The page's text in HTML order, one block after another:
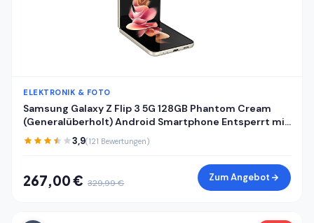
ELEKTRONIK & FOTO
Samsung Galaxy Z Flip 3 5G 128GB Phantom Cream
(Generalüberholt) Android Smartphone Entsperrt mit
Garantie
3,9(121 Bewertungen)
267,00 € 329,99 € Zum Angebot